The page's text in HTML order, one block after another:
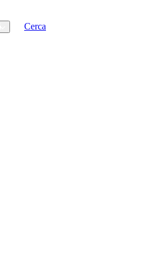
Cerca